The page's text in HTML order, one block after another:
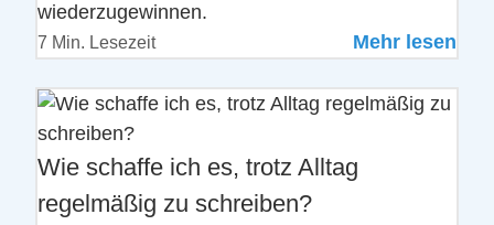
wiederzugewinnen.
7 Min. Lesezeit Mehr lesen
Wie schaffe ich es, trotz Alltag
regelmäßig zu schreiben?